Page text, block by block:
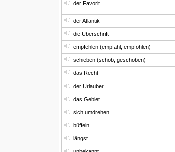
der Favorit
der Atlantik
die Überschrift
empfehlen (empfahl, empfohlen)
schieben (schob, geschoben)
das Recht
der Urlauber
das Gebiet
sich umdrehen
büffeln
längst